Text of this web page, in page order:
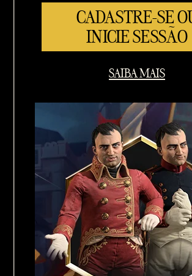
CADASTRE-SE
INICIE SESSÃO
SAIBA MAIS